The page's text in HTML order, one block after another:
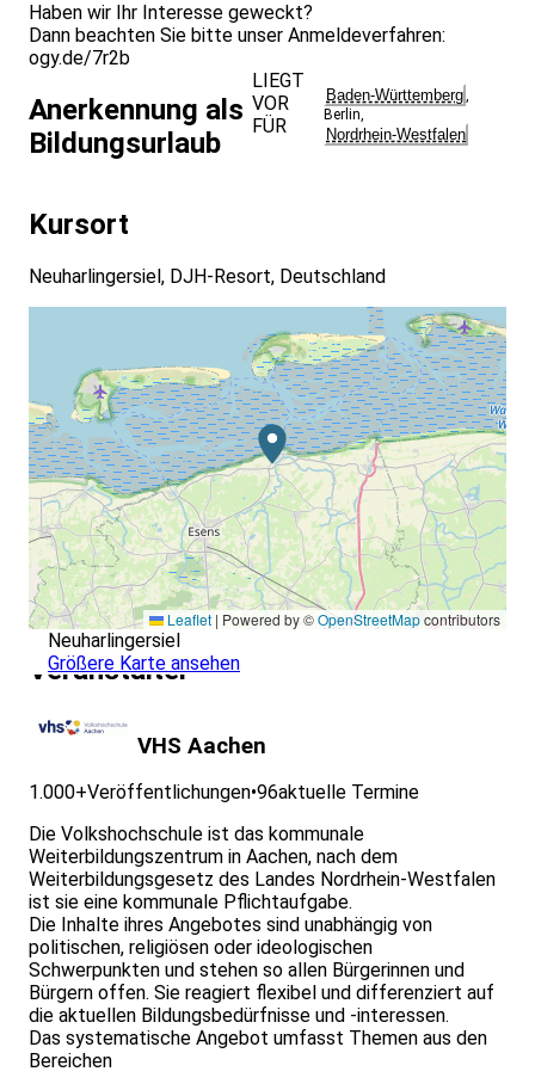
Haben wir Ihr Interesse geweckt?
Dann beachten Sie bitte unser Anmeldeverfahren:
ogy.de/7r2b
Anerkennung als
Bildungsurlaub
LIEGT
VOR
FÜR
Baden-Württemberg,
Berlin,
Nordrhein-Westfalen
Kursort
Neuharlingersiel, DJH-Resort, Deutschland
Leaflet | Powered by ©OpenStreetMapcontributors
Neuharlingersiel
Größere Karte ansehen
Veranstalter
VHS Aachen
1.000+Veröffentlichungen•96aktuelle Termine
Die Volkshochschule ist das kommunale
Weiterbildungszentrum in Aachen, nach dem
Weiterbildungsgesetz des Landes Nordrhein-Westfalen
ist sie eine kommunale Pflichtaufgabe.
Die Inhalte ihres Angebotes sind unabhängig von
politischen, religiösen oder ideologischen
Schwerpunkten und stehen so allen Bürgerinnen und
Bürgern offen. Sie reagiert flexibel und differenziert auf
die aktuellen Bildungsbedürfnisse und -interessen.
Das systematische Angebot umfasst Themen aus den
Bereichen